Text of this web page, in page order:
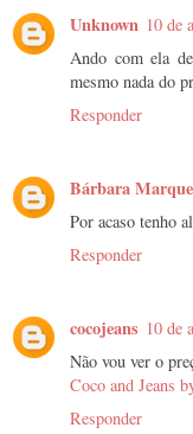
Unknown 10 de
Ando com ela
mesmo nada do
Responder
Bárbara
Por acaso tenho
Responder
cocojeans 10 de
Não vou ver o
Coco and Jeans
Responder